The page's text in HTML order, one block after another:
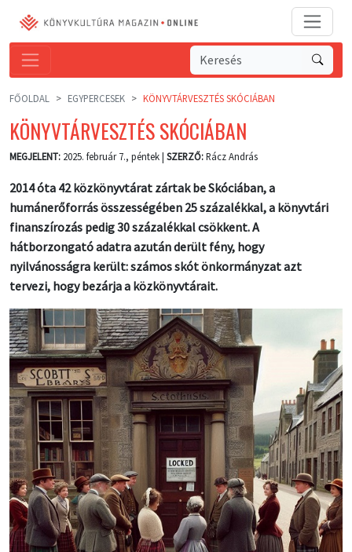
FŐOLDAL EGYPERCESEK KÖNYVTÁRVESZTÉS SKÓCIÁBAN
KÖNYVTÁRVESZTÉS SKÓCIÁBAN
MEGJELENT: 2025. február 7., péntek | SZERZŐ:Rácz András
2014 óta 42 közkönyvtárat zártak be Skóciában, a
humánerőforrás összességében 25 százalékkal, a könyvtári
finanszírozás pedig 30 százalékkal csökkent. A
hátborzongató adatra azután derült fény, hogy
nyilvánosságra került: számos skót önkormányzat azt
tervezi, hogy bezárja a közkönyvtárait.